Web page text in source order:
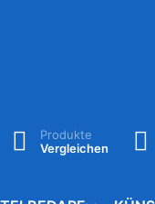
Produkte
Vergleichen